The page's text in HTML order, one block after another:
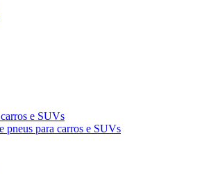
e SUVs
pneus para carros e SUVs